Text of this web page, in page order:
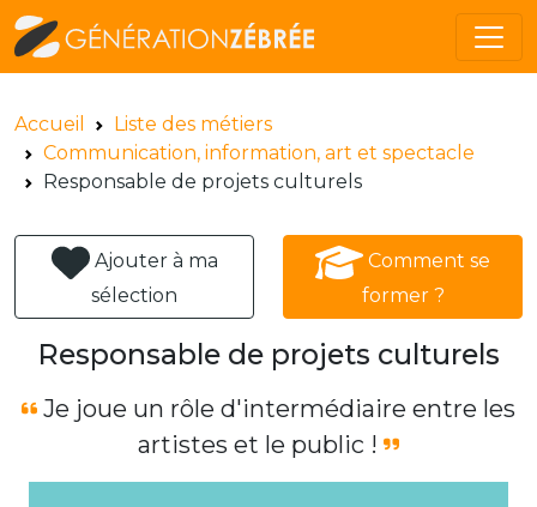
Accueil
Liste des métiers
Communication, information, art et spectacle
Responsable de projets culturels
Ajouter à ma
sélection
Comment se
former ?
Responsable de projets culturels
Je joue un rôle d'intermédiaire entre les
artistes et le public !